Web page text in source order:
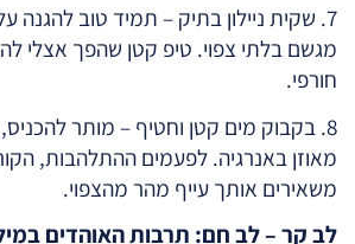
7. שקית ניילון בתיק – תמיד טוב להגנה
מגשם בלתי צפוי. טיפ קטן שהפך אצלי
חורפי.
8. בקבוק מים קטן וחטיף – מותר
מאוזן באנרגיה. לפעמים ההתלהבות,
משאירים אותך עייף מהר מהצפוי.
לב קר – לב חם: תרבות האוהדים